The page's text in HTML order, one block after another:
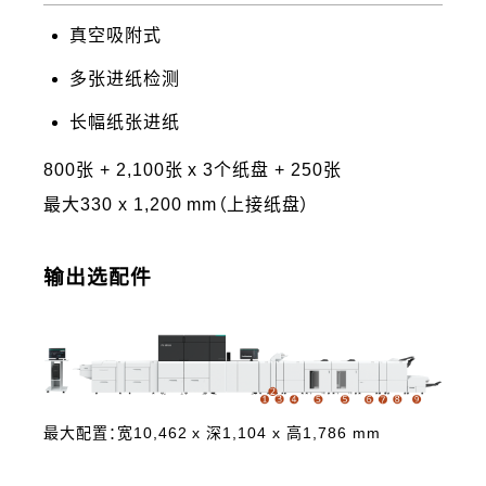
真空吸附式
多张进纸检测
长幅纸张进纸
800张 + 2,100张 x 3个纸盘 + 250张
最大330 x 1,200 mm（上接纸盘）
输出选配件
最大配置：宽10,462 x 深1,104 x 高1,786 mm